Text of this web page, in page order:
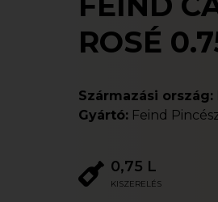
ROSÉ
Származási ország:
Gyártó: Feind
0,75 L
KISZERELÉS